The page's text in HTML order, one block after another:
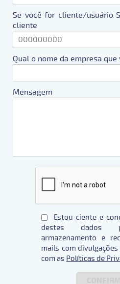
Se você for cliente/usuário
cliente
Qual o nome da empresa
Mensagem
Estou ciente e
destes dados
armazenamento e
mails com divulgações
com as Políticas de